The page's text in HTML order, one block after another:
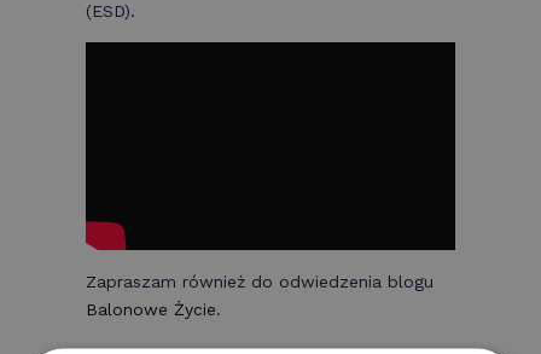
(ESD).
Zapraszam również do odwiedzenia blogu
Balonowe Życie.